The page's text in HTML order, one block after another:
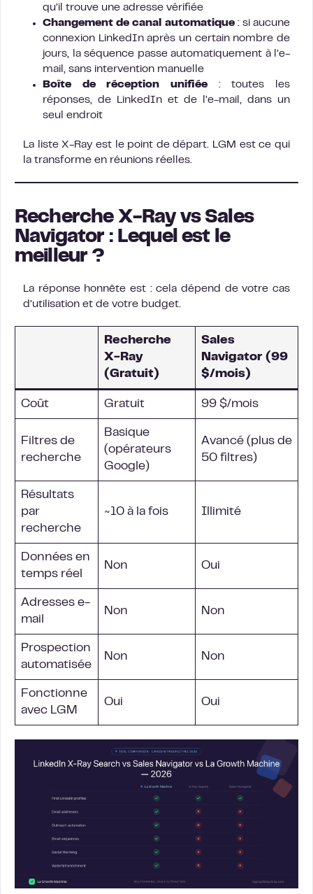
qu’il trouve une adresse vérifiée
Changement de canal automatique: si aucune
connexion LinkedIn après un certain nombre de
jours, la séquence passe automatiquement à l’e-
mail, sans intervention manuelle
Boîte de réception unifiée : toutes les
réponses, de LinkedIn et de l’e-mail, dans un
seul endroit
La liste X-Ray est le point de départ. LGM est ce qui
la transforme en réunions réelles.
Recherche X-Ray vs Sales
Navigator : Lequel est le
meilleur ?
La réponse honnête est : cela dépend de votre cas
d’utilisation et de votre budget.
Recherche
X-Ray
(Gratuit)
Sales
Navigator (99
$/mois)
Coût Gratuit 99 $/mois
Filtres de
recherche
Basique
(opérateurs
Google)
Avancé (plus de
50 filtres)
Résultats
par
recherche
~10 à la fois Illimité
Données en
temps réel
Non Oui
Adresses e-
mail
Non Non
Prospection
automatisée
Non Non
Fonctionne
avec LGM
Oui Oui